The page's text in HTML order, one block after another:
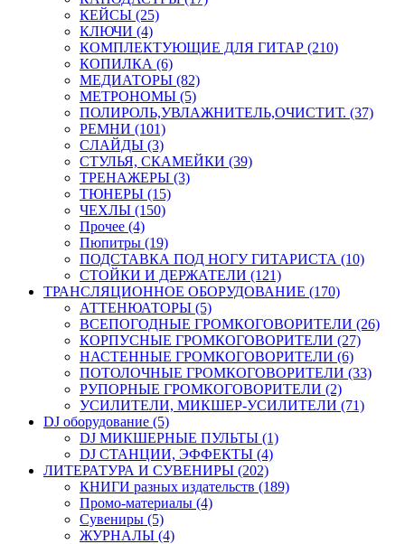
КЕЙСЫ (25)
КЛЮЧИ (4)
КОМПЛЕКТУЮЩИЕ ДЛЯ ГИТАР (210)
КОПИЛКА (6)
МЕДИАТОРЫ (82)
МЕТРОНОМЫ (5)
ПОЛИРОЛЬ,УВЛАЖНИТЕЛЬ,ОЧИСТИТ. (37)
РЕМНИ (101)
СЛАЙДЫ (3)
СТУЛЬЯ, СКАМЕЙКИ (39)
ТРЕНАЖЕРЫ (3)
ТЮНЕРЫ (15)
ЧЕХЛЫ (150)
Прочее (4)
Пюпитры (19)
ПОДСТАВКА ПОД НОГУ ГИТАРИСТА (10)
СТОЙКИ И ДЕРЖАТЕЛИ (121)
ТРАНСЛЯЦИОННОЕ ОБОРУДОВАНИЕ (170)
АТТЕНЮАТОРЫ (5)
ВСЕПОГОДНЫЕ ГРОМКОГОВОРИТЕЛИ (26)
КОРПУСНЫЕ ГРОМКОГОВОРИТЕЛИ (27)
НАСТЕННЫЕ ГРОМКОГОВОРИТЕЛИ (6)
ПОТОЛОЧНЫЕ ГРОМКОГОВОРИТЕЛИ (33)
РУПОРНЫЕ ГРОМКОГОВОРИТЕЛИ (2)
УСИЛИТЕЛИ, МИКШЕР-УСИЛИТЕЛИ (71)
DJ оборудование (5)
DJ МИКШЕРНЫЕ ПУЛЬТЫ (1)
DJ СТАНЦИИ, ЭФФЕКТЫ (4)
ЛИТЕРАТУРА И СУВЕНИРЫ (202)
КНИГИ разных издательств (189)
Промо-материалы (4)
Сувениры (5)
ЖУРНАЛЫ (4)